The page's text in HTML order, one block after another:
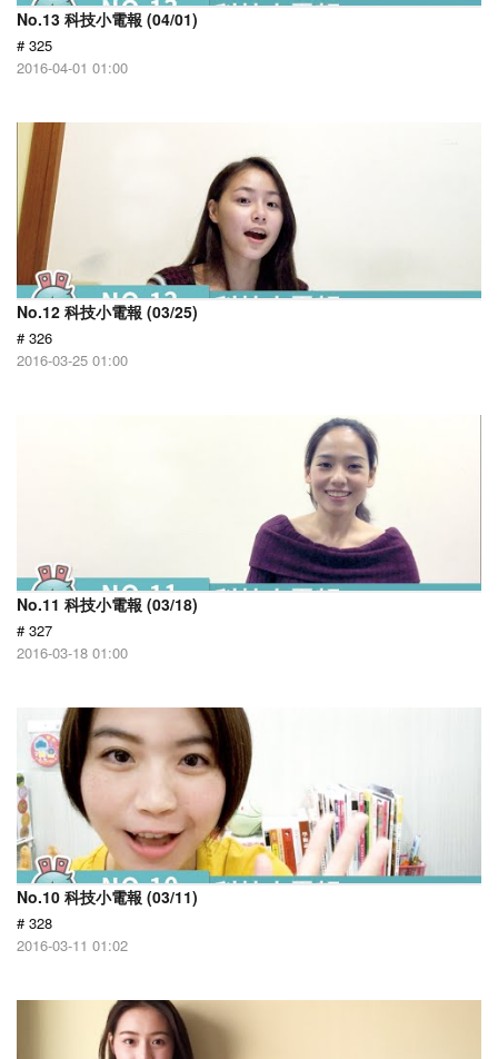
No.13 科技小電報 (04/01)
# 325
2016-04-01 01:00
No.12 科技小電報 (03/25)
# 326
2016-03-25 01:00
No.11 科技小電報 (03/18)
# 327
2016-03-18 01:00
No.10 科技小電報 (03/11)
# 328
2016-03-11 01:02